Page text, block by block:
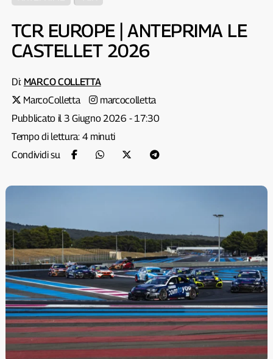
TCR EUROPE | ANTEPRIMA LE
CASTELLET 2026
Di: MARCO COLLETTA
MarcoColletta
marcocolletta
Pubblicato il 3 Giugno 2026 - 17:30
Tempo di lettura: 4 minuti
Condividi su